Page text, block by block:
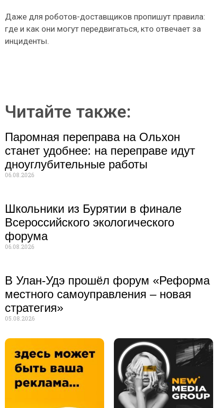
Даже для роботов-доставщиков пропишут правила:
где и как они могут передвигаться, кто отвечает за
инциденты.
Читайте также:
Паромная переправа на Ольхон
станет удобнее: на переправе идут
дноуглубительные работы
06.08.2026
Школьники из Бурятии в финале
Всероссийского экологического
форума
06.08.2026
В Улан-Удэ прошёл форум «Реформа
местного самоуправления – новая
стратегия»
05.08.2026